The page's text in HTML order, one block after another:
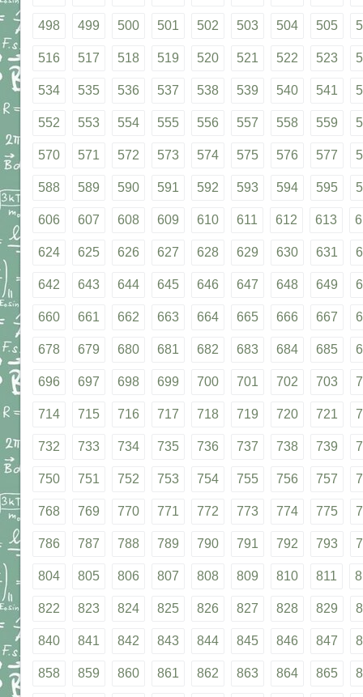
498 499 500 501 502 503 504 505
516 517 518 519 520 521 522 523
534 535 536 537 538 539 540 541
552 553 554 555 556 557 558 559
570 571 572 573 574 575 576 577
588 589 590 591 592 593 594 595
606 607 608 609 610 611 612 613
624 625 626 627 628 629 630 631
642 643 644 645 646 647 648 649
660 661 662 663 664 665 666 667
678 679 680 681 682 683 684 685
696 697 698 699 700 701 702 703
714 715 716 717 718 719 720 721
732 733 734 735 736 737 738 739
750 751 752 753 754 755 756 757
768 769 770 771 772 773 774 775
786 787 788 789 790 791 792 793
804 805 806 807 808 809 810 811
822 823 824 825 826 827 828 829
840 841 842 843 844 845 846 847
858 859 860 861 862 863 864 865